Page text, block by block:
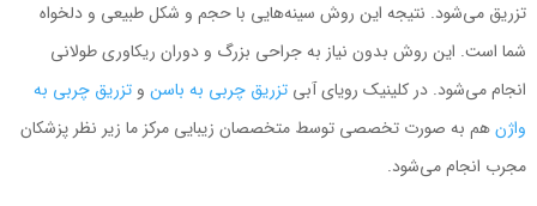
تزریق می‌شود. نتیجه این روش سینه‌هایی با حجم و شکل طبیعی و دلخواه
شما است. این روش بدون نیاز به جراحی بزرگ و دوران ریکاوری طولانی
انجام می‌شود. در کلینیک رویای آبی تزریق چربی به باسن وتزریق چربی به
واژنهم به صورت تخصصی توسط متخصصان زیبایی مرکز ما زیر نظر پزشکان
مجرب انجام می‌شود.